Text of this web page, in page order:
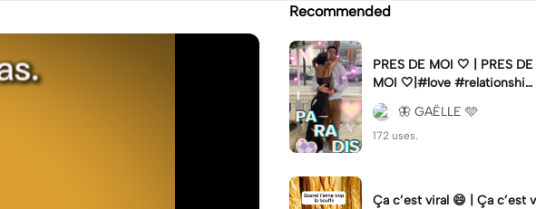
Recommended
PRES DE MOI 🤍 | PRES DE
MOI 🤍|#love #relationship
#fyp #lifestyle #trend
🦋 GAËLLE 🩵
172 uses.
Ça c’est viral 😄 | Ça c’est v